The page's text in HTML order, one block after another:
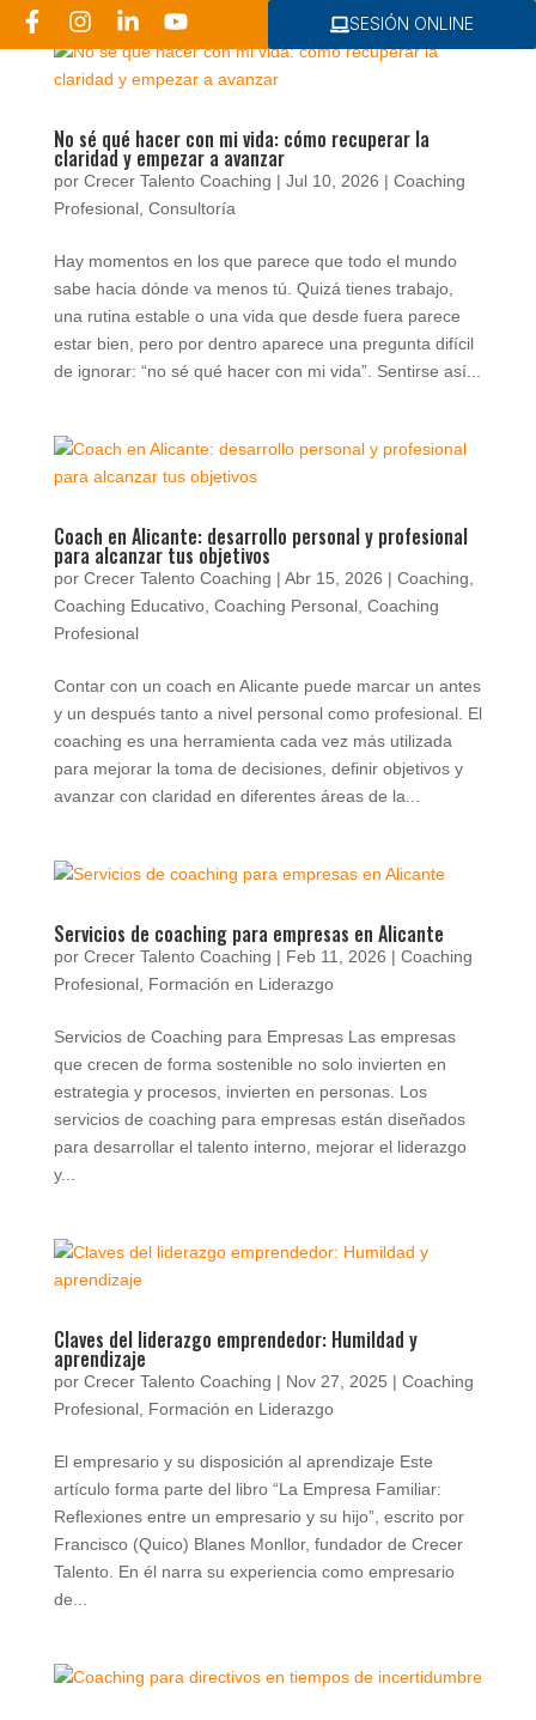
SESIÓN ONLINE
No sé qué hacer con mi vida: cómo recuperar la
claridad y empezar a avanzar
por Crecer Talento Coaching | Jul 10, 2026 | Coaching
Profesional, Consultoría
Hay momentos en los que parece que todo el mundo
sabe hacia dónde va menos tú. Quizá tienes trabajo,
una rutina estable o una vida que desde fuera parece
estar bien, pero por dentro aparece una pregunta difícil
de ignorar: “no sé qué hacer con mi vida”. Sentirse así...
Coach en Alicante: desarrollo personal y profesional
para alcanzar tus objetivos
por Crecer Talento Coaching | Abr 15, 2026 | Coaching
Coaching Educativo, Coaching Personal, Coaching
Profesional
Contar con un coach en Alicante puede marcar un antes
y un después tanto a nivel personal como profesional. El
coaching es una herramienta cada vez más utilizada
para mejorar la toma de decisiones, definir objetivos y
avanzar con claridad en diferentes áreas de la...
Servicios de coaching para empresas en Alicante
por Crecer Talento Coaching | Feb 11, 2026 | Coaching
Profesional, Formación en Liderazgo
Servicios de Coaching para Empresas Las empresas
que crecen de forma sostenible no solo invierten en
estrategia y procesos, invierten en personas. Los
servicios de coaching para empresas están diseñados
para desarrollar el talento interno, mejorar el liderazgo
y...
Claves del liderazgo emprendedor: Humildad y
aprendizaje
por Crecer Talento Coaching | Nov 27, 2025 | Coaching
Profesional, Formación en Liderazgo
El empresario y su disposición al aprendizaje Este
artículo forma parte del libro “La Empresa Familiar:
Reflexiones entre un empresario y su hijo”, escrito por
Francisco (Quico) Blanes Monllor, fundador de Crecer
Talento. En él narra su experiencia como empresario
de...